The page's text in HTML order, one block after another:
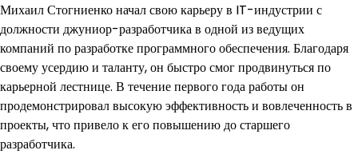
Михаил Стогниенко начал свою карьеру в IT-индустрии с
должности джуниор-разработчика в одной из ведущих
компаний по разработке программного обеспечения. Благодаря
своему усердию и таланту, он быстро смог продвинуться по
карьерной лестнице. В течение первого года работы он
продемонстрировал высокую эффективность и вовлеченность в
проекты, что привело к его повышению до старшего
разработчика.